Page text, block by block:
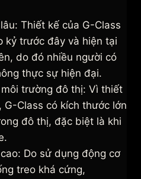
Thiết kế của G-Class
kỷ trước đây và hiện tại
do đó nhiều người có
thực sự hiện đại.
trường đô thị: Vì thiết
Class có kích thước lớn
đô thị, đặc biệt là khi
Do sử dụng động cơ
treo khá cứng,